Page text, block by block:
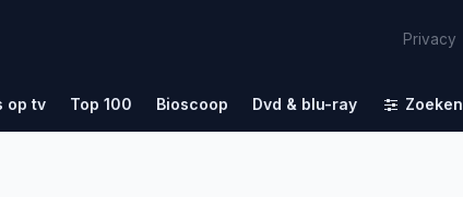
Privacy
op tv Top 100 Bioscoop Dvd & blu-ray Zoeken